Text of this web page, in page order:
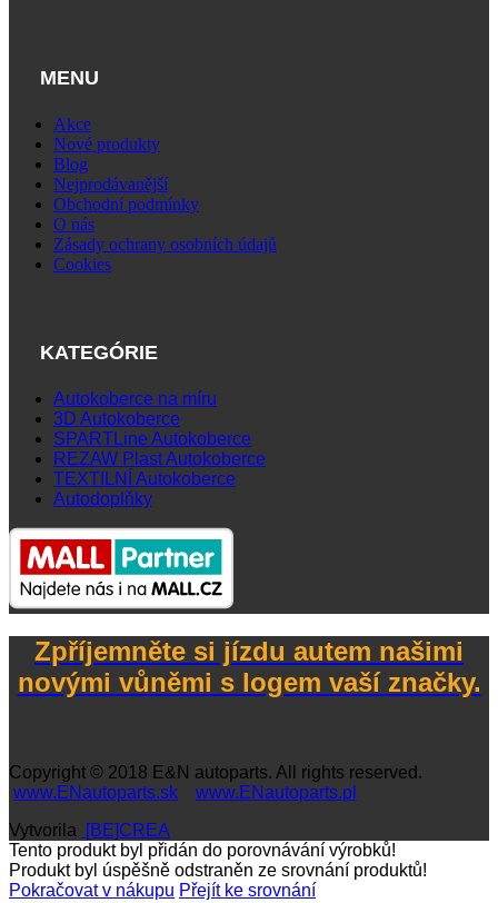
MENU
Akce
Nové produkty
Blog
Nejprodávanější
Obchodní podmínky
O nás
Zásady ochrany osobních údajů
Cookies
KATEGÓRIE
Autokoberce na míru
3D Autokoberce
SPARTLine Autokoberce
REZAW Plast Autokoberce
TEXTILNÍ Autokoberce
Autodoplňky
Zpříjemněte si jízdu autem našimi
novými vůněmi s logem vaší značky.
Copyright © 2018 E&N autoparts. All rights reserved.
www.ENautoparts.sk
www.ENautoparts.pl
Vytvorila
[BE]CREA
Tento produkt byl přidán do porovnávání výrobků!
Produkt byl úspěšně odstraněn ze srovnání produktů!
Pokračovat v nákupu Přejít ke srovnání